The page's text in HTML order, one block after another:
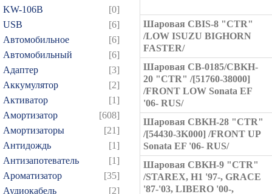
KW-106B
[0]
USB
[6]
Автомобильное
[6]
Автомобильный
[6]
Адаптер
[3]
Аккумулятор
[2]
Активатор
[1]
Амортизатор
[608]
Амортизаторы
[21]
Антидождь
[1]
Антизапотеватель
[1]
Ароматизатор
[35]
Аудиокабель
[2]
Шаровая CBIS-8 "CTR"
/LOW ISUZU BIGHORN
FASTER/
Шаровая CB-0185/CBKH-
20 "CTR" /[51760-38000]
/FRONT LOW Sonata EF
'06- RUS/
Шаровая CBKH-28 "CTR"
/[54430-3K000] /FRONT UP
Sonata EF '06- RUS/
Шаровая CBKH-9 "CTR"
/STAREX, H1 '97-, GRACE
'87-'03, LIBERO '00-,